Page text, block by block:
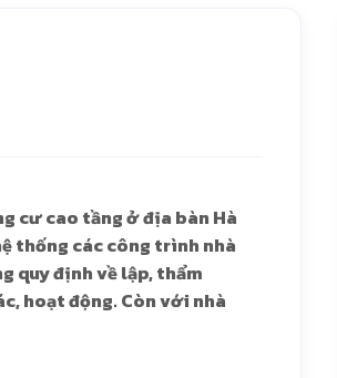
cư cao tầng ở địa bàn Hà
thống các công trình nhà
quy định về lập, thẩm
hoạt động. Còn với nhà